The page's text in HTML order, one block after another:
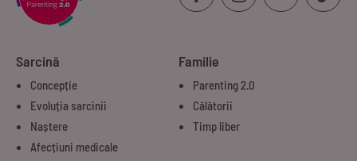
Sarcină
Concepție
Evoluția sarcinii
Naștere
Afecțiuni medicale
Familie
Parenting 2.0
Călătorii
Timp liber